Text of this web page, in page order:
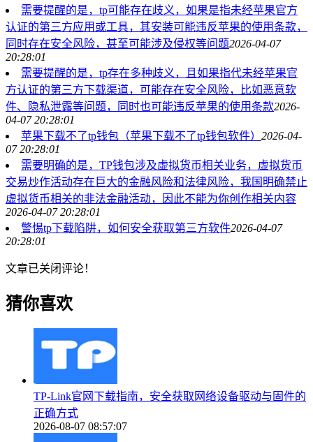
需要提醒的是，tp可能存在歧义，如果是指未经苹果官方
认证的第三方应用或工具，其安装可能违反苹果的使用条款，
同时存在安全风险，甚至可能涉及侵权等问题2026-04-07
20:28:01
需要提醒的是，tp存在多种歧义，且如果指代未经苹果官
方认证的第三方下载渠道，可能存在安全风险，比如恶意软
件、隐私泄露等问题，同时也可能违反苹果的使用条款2026-
04-07 20:28:01
苹果下载不了tp钱包（苹果下载不了tp钱包软件） 2026-04-
07 20:28:01
需要明确的是，TP钱包涉及虚拟货币相关业务，虚拟货币
交易炒作活动存在巨大的金融风险和法律风险，我国明确禁止
虚拟货币相关的非法金融活动，因此不能为你创作相关内容
2026-04-07 20:28:01
警惕tp下载陷阱，如何安全获取第三方软件2026-04-07
20:28:01
文章已关闭评论！
猜你喜欢
TP-Link官网下载指南，安全获取网络设备驱动与固件的
正确方式
2026-08-07 08:57:07